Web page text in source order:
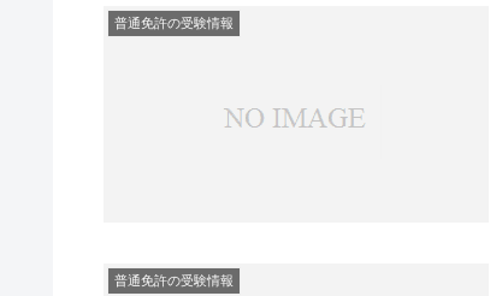
普通免許の受験情報
普通免許の受験情報